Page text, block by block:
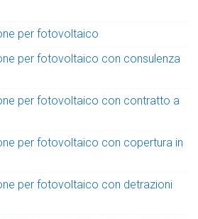
per fotovoltaico
per fotovoltaico con consulenza
per fotovoltaico con contratto a
per fotovoltaico con copertura in
per fotovoltaico con detrazioni